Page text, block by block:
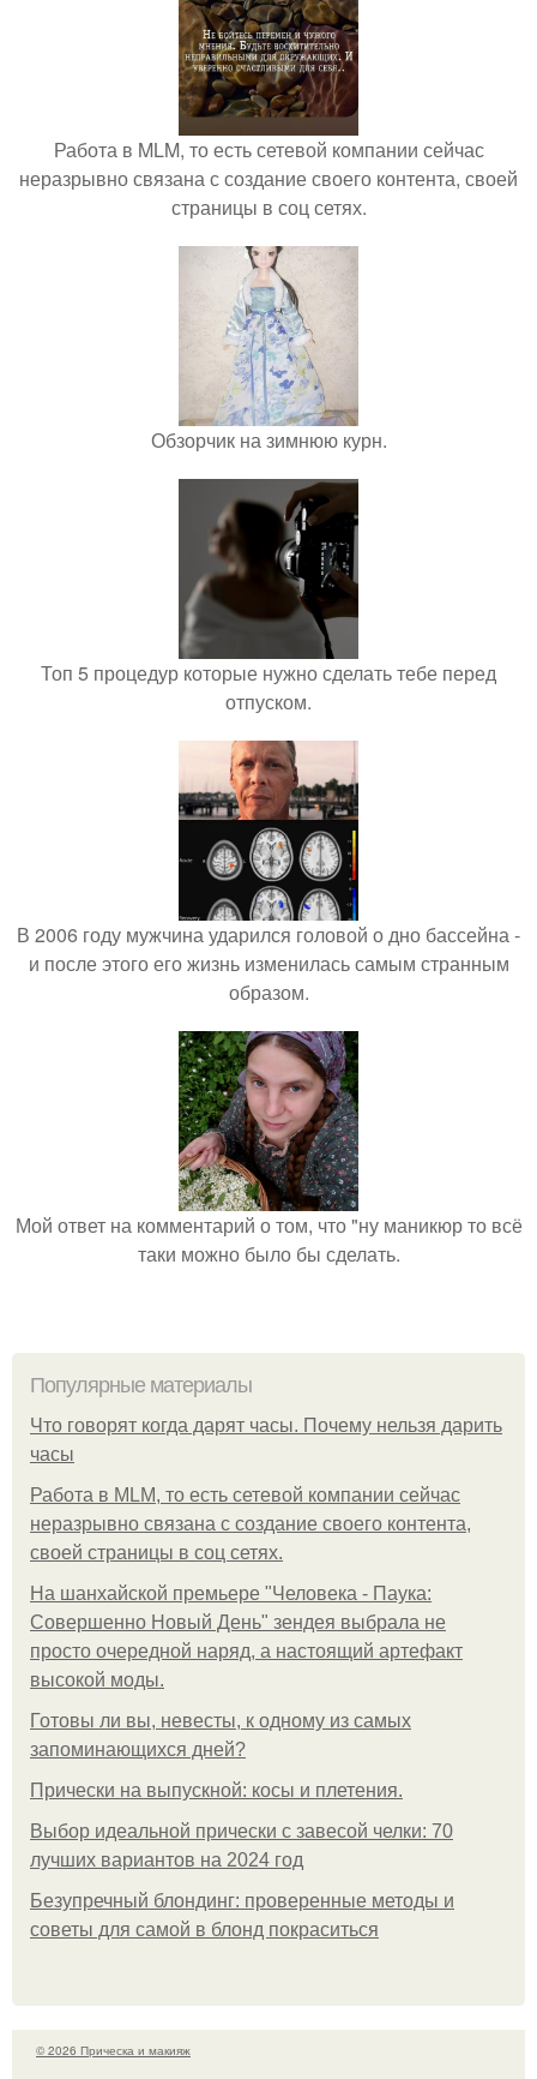
Работа в MLM, то есть сетевой компании сейчас
неразрывно связана с создание своего контента, своей
страницы в соц сетях.
Обзорчик на зимнюю курн.
Топ 5 процедур которые нужно сделать тебе перед
отпуском.
В 2006 году мужчина ударился головой о дно бассейна -
и после этого его жизнь изменилась самым странным
образом.
Мой ответ на комментарий о том, что "ну маникюр то всё
таки можно было бы сделать.
Популярные материалы
Что говорят когда дарят часы. Почему нельзя дарить
часы
Работа в MLM, то есть сетевой компании сейчас
неразрывно связана с создание своего контента,
своей страницы в соц сетях.
На шанхайской премьере "Человека - Паука:
Совершенно Новый День" зендея выбрала не
просто очередной наряд, а настоящий артефакт
высокой моды.
Готовы ли вы, невесты, к одному из самых
запоминающихся дней?
Прически на выпускной: косы и плетения.
Выбор идеальной прически с завесой челки: 70
лучших вариантов на 2024 год
Безупречный блондинг: проверенные методы и
советы для самой в блонд покраситься
© 2026 Прическа и макияж